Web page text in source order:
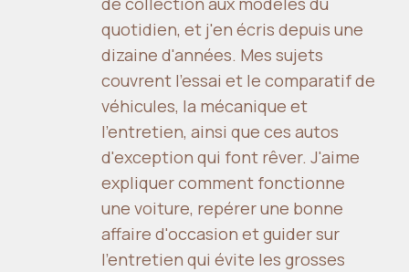
quotidien, et j'en écris depuis une
dizaine d'années. Mes sujets
couvrent l'essai et le comparatif de
véhicules, la mécanique et
l'entretien, ainsi que ces autos
d'exception qui font rêver. J'aime
expliquer comment fonctionne
une voiture, repérer une bonne
affaire d'occasion et guider sur
l'entretien qui évite les grosses